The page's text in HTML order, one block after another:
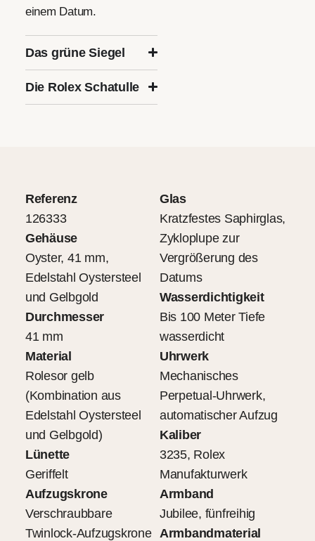
einem Datum.
Das grüne Siegel
Die Rolex Schatulle
Referenz
126333
Gehäuse
Oyster, 41 mm,
Edelstahl Oystersteel
und Gelbgold
Durchmesser
41 mm
Material
Rolesor gelb
(Kombination aus
Edelstahl Oystersteel
und Gelbgold)
Lünette
Geriffelt
Aufzugskrone
Verschraubbare
Twinlock-Aufzugskrone
Glas
Kratzfestes Saphirglas,
Zykloplupe zur
Vergrößerung des
Datums
Wasserdichtigkeit
Bis 100 Meter Tiefe
wasserdicht
Uhrwerk
Mechanisches
Perpetual-Uhrwerk,
automatischer Aufzug
Kaliber
3235, Rolex
Manufakturwerk
Armband
Jubilee, fünfreihig
Armbandmaterial